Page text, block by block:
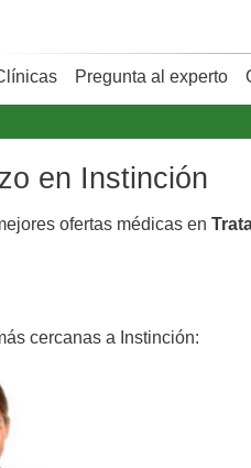
Pregunta al experto
en Instinción
ofertas médicas en
cercanas a Instinción: